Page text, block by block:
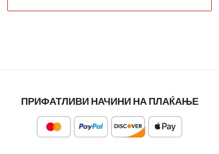
ПРИФАТЛИВИ НАЧИНИ НА ПЛАЌАЊЕ